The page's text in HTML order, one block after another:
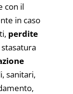
con il
in caso
perdite
sanitari,